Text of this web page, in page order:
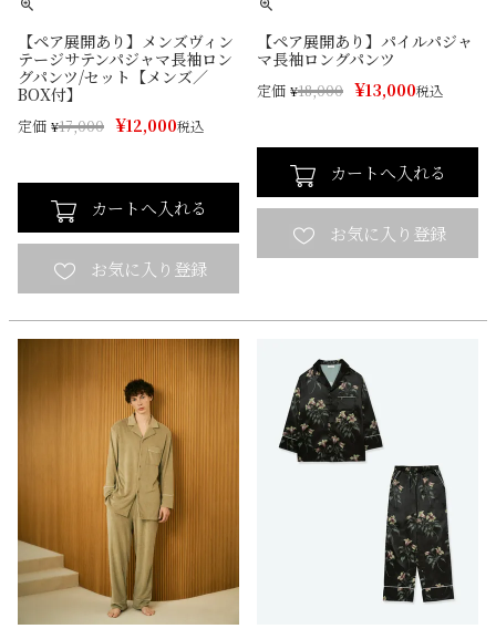
【ペア展開あり】メンズヴィン
テージサテンパジャマ長袖ロン
グパンツ/セット【メンズ／
BOX付】
定価 ¥17,000 ¥12,000税込
カートへ入れる
【ペア展開あり】パイルパジャ
マ長袖ロングパンツ
定価 ¥18,000 ¥13,000税込
カートへ入れる